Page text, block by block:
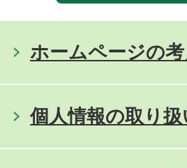
ホームページの
個人情報の取り扱